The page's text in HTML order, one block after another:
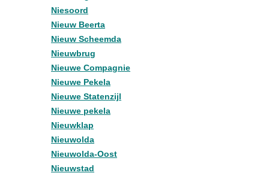
Niesoord
Nieuw Beerta
Nieuw Scheemda
Nieuwbrug
Nieuwe Compagnie
Nieuwe Pekela
Nieuwe Statenzijl
Nieuwe pekela
Nieuwklap
Nieuwolda
Nieuwolda-Oost
Nieuwstad